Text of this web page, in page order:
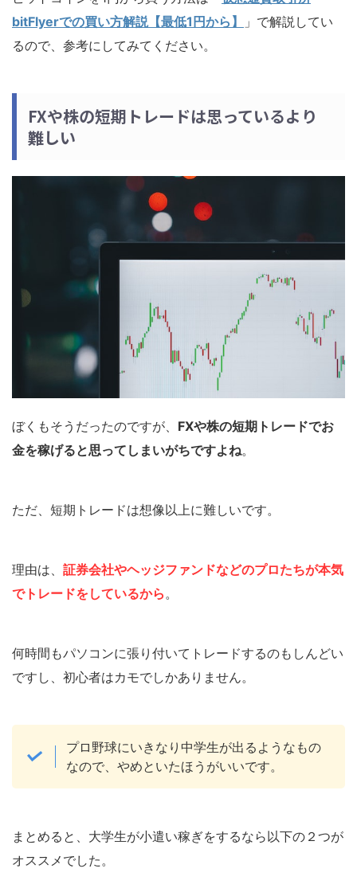
bitFlyerでの買い方解説【最低1円から】
」で解説してい
るので、参考にしてみてください。
FXや株の短期トレードは思っているより
難しい
ぼくもそうだったのですが、 FXや株の短期トレードでお
金を稼げると思ってしまいがちですよね。
ただ、短期トレードは想像以上に難しいです。
理由は、 証券会社やヘッジファンドなどのプロたちが本気
でトレードをしているから。
何時間もパソコンに張り付いてトレードするのもしんどい
ですし、初心者はカモでしかありません。
プロ野球にいきなり中学生が出るようなもの
なので、やめといたほうがいいです。
まとめると、大学生が小遣い稼ぎをするなら以下の２つが
オススメでした。